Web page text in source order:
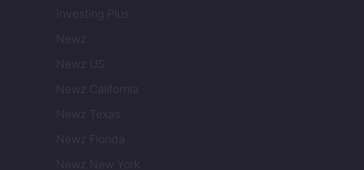
Investing Plus
Newz
Newz US
Newz California
Newz Texas
Newz Florida
Newz New York